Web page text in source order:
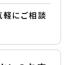
軽にご相談